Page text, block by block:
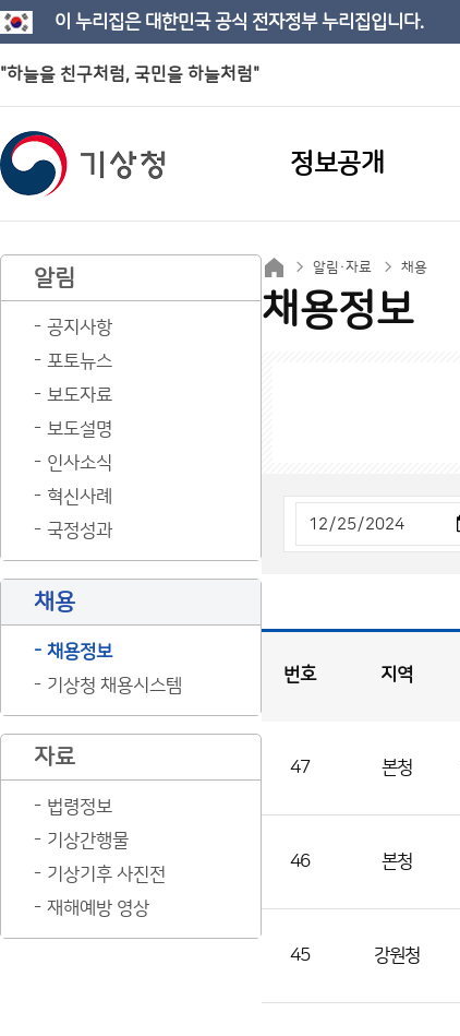
이 누리집은 대한민국 공식 전자정부 누리집입니다.
"하늘을 친구처럼, 국민을 하늘처럼"
정보공개
알림
공지사항
포토뉴스
보도자료
보도설명
인사소식
혁신사례
국정성과
채용
채용정보
기상청 채용시스템
자료
법령정보
기상간행물
기상기후 사진전
재해예방 영상
알림·자료 채용
채용정보
시
판
로
번호 지역
47 본청
46 본청
45 강원청